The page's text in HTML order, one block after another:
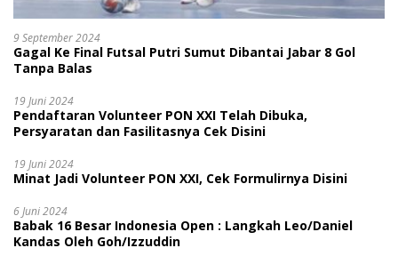
9 September 2024
Gagal Ke Final Futsal Putri Sumut Dibantai Jabar 8 Gol
Tanpa Balas
19 Juni 2024
Pendaftaran Volunteer PON XXI Telah Dibuka,
Persyaratan dan Fasilitasnya Cek Disini
19 Juni 2024
Minat Jadi Volunteer PON XXI, Cek Formulirnya Disini
6 Juni 2024
Babak 16 Besar Indonesia Open : Langkah Leo/Daniel
Kandas Oleh Goh/Izzuddin